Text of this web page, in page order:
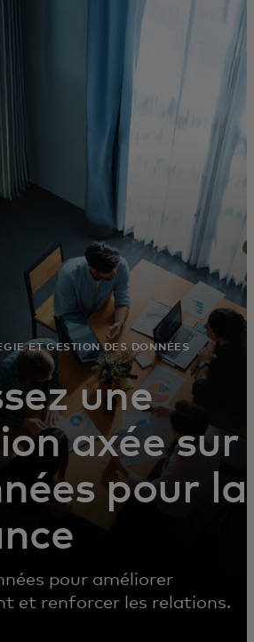
tendances
ET GESTION DES DONNÉES
une
axée sur
pour la
pour améliorer
et renforcer les relations.